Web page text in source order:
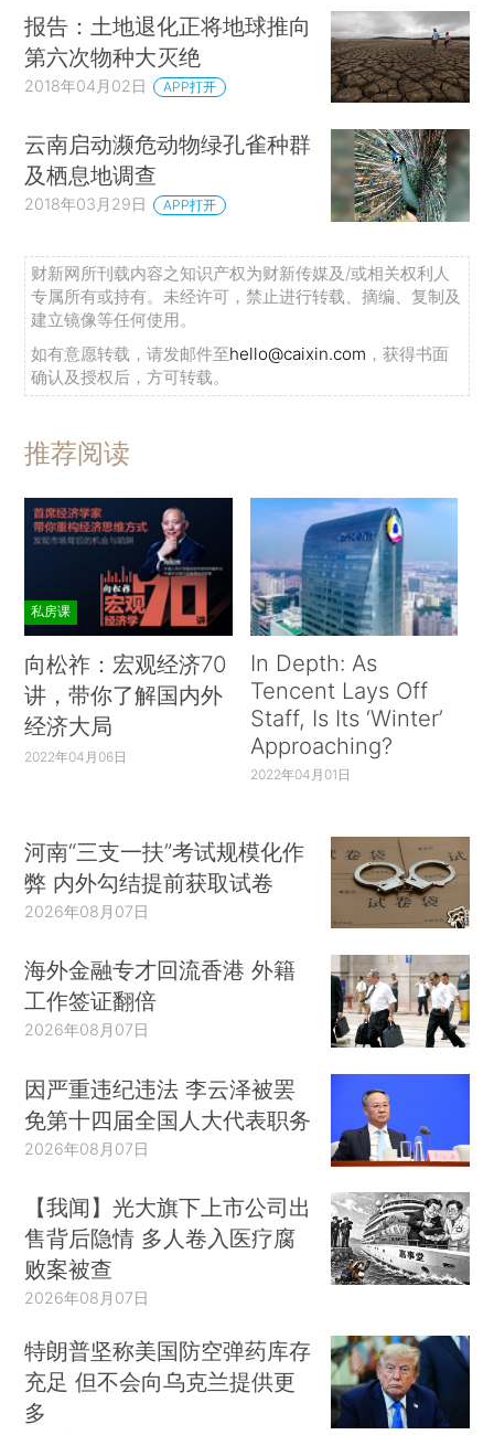
报告：土地退化正将地球推向
第六次物种大灭绝
2018年04月02日 APP打开
云南启动濒危动物绿孔雀种群
及栖息地调查
2018年03月29日 APP打开
财新网所刊载内容之知识产权为财新传媒及/或相关权利人
专属所有或持有。未经许可，禁止进行转载、摘编、复制及
建立镜像等任何使用。
如有意愿转载，请发邮件至hello@caixin.com ，获得书面
确认及授权后，方可转载。
推荐阅读
私房课
向松祚：宏观经济70
讲，带你了解国内外
经济大局
2022年04月06日
In Depth: As
Tencent Lays Off
Staff, Is Its ‘Winter’
Approaching?
2022年04月01日
河南“三支一扶”考试规模化作
弊 内外勾结提前获取试卷
2026年08月07日
海外金融专才回流香港 外籍
工作签证翻倍
2026年08月07日
因严重违纪违法 李云泽被罢
免第十四届全国人大代表职务
2026年08月07日
【我闻】光大旗下上市公司出
售背后隐情 多人卷入医疗腐
败案被查
2026年08月07日
特朗普坚称美国防空弹药库存
充足 但不会向乌克兰提供更
多